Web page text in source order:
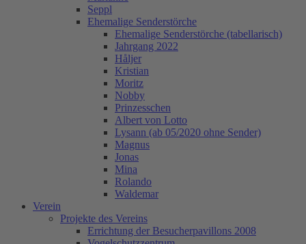
Seppl
Ehemalige Senderstörche
Ehemalige Senderstörche (tabellarisch)
Jahrgang 2022
Håljer
Kristian
Moritz
Nobby
Prinzesschen
Albert von Lotto
Lysann (ab 05/2020 ohne Sender)
Magnus
Jonas
Mina
Rolando
Waldemar
Verein
Projekte des Vereins
Errichtung der Besucherpavillons 2008